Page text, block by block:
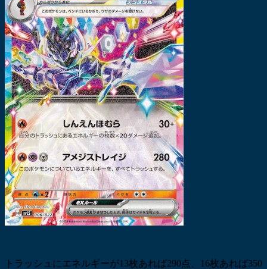
トラッシュにエネルギーが13枚あれば290点、16枚あれば350